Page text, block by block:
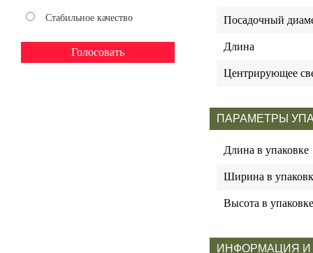
Стабильное качество Посадочный
Длина
Центрирующее
ПАРАМЕТРЫ
Длина в упаковке
Ширина в
Высота в упаковке
ИНФОРМАЦИЯ И